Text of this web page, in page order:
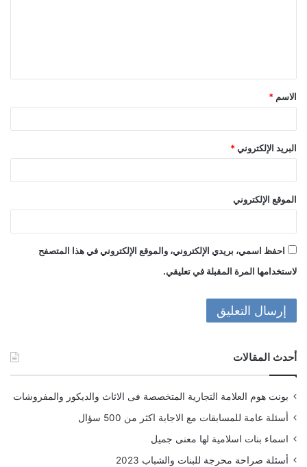
ق
*
الاسم *
البريد الإلكتروني *
الموقع الإلكتروني
احفظ اسمي، بريدي الإلكتروني، والموقع الإلكتروني في هذا المتصفح
لاستخدامها المرة المقبلة في تعليقي.
أحدث المقالات
بونت هوم العلامة التجارية المتخصصة فى الاثاث والديكور والمفروشات
أسئلة عامة للمسابقات مع الاجابة اكثر من 500 سؤال
اسماء بنات اسلامية لها معنى جميل
أسئلة صراحة محرجة للبنات والشباب 2023